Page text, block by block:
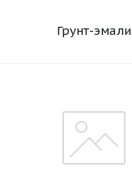
Грунт-эмали